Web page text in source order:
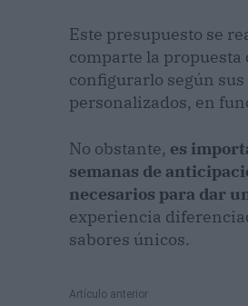
Este presupuesto se
comparte la
configurarlo según
personalizados, en
No obstante, es
semanas de
necesarios para dar
experiencia
sabores únicos.
Artículo anterior